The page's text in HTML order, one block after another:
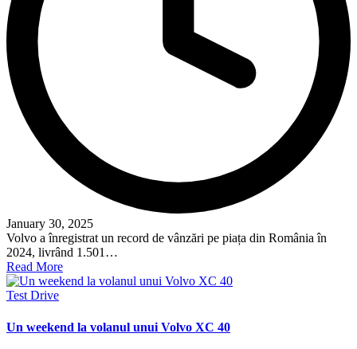
January 30, 2025
Volvo a înregistrat un record de vânzări pe piața din România în
2024, livrând 1.501…
Read More
Posted
Test Drive
Un weekend la volanul unui Volvo XC 40